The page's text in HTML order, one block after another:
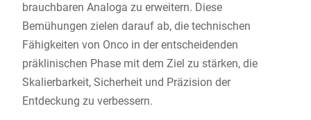
brauchbaren Analoga zu erweitern. Diese
Bemühungen zielen darauf ab, die technischen
Fähigkeiten von Onco in der entscheidenden
präklinischen Phase mit dem Ziel zu stärken, die
Skalierbarkeit, Sicherheit und Präzision der
Entdeckung zu verbessern.